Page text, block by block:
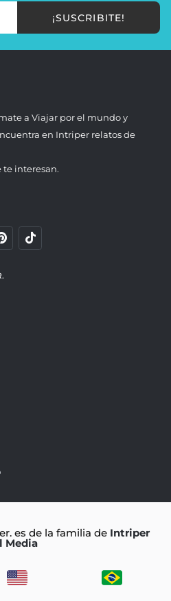
¡SUSCRIBITE!
a Viajar por el mundo y
en Intriper relatos de
te interesan.
es de la familia de Intriper
Media